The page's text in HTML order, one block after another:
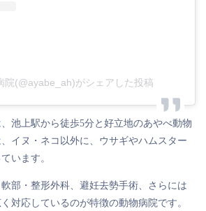
院(@ayabe_ah)がシェアした投稿
池上駅から徒歩5分と好立地のあやべ動物
イヌ・ネコ以外に、ウサギやハムスター
います。
部・整形外科、避妊去勢手術、さらには
対応しているのが特徴の動物病院です。